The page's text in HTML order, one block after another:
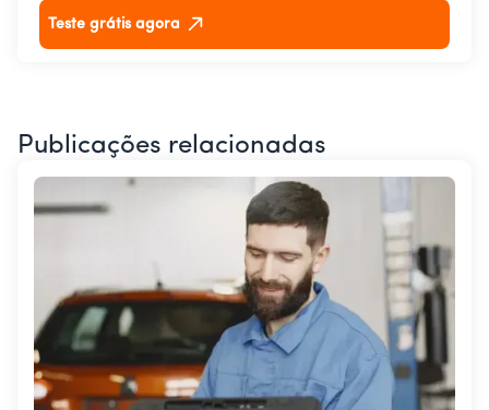
Teste grátis agora
Publicações relacionadas